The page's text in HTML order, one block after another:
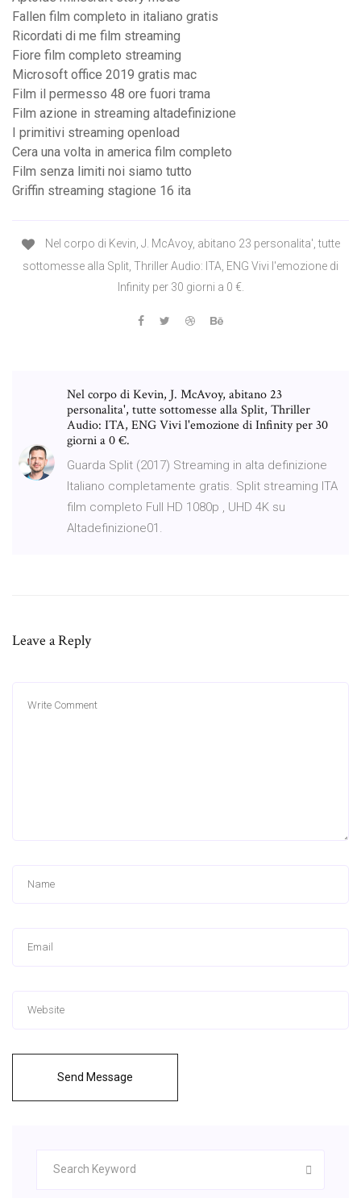
Fallen film completo in italiano gratis
Ricordati di me film streaming
Fiore film completo streaming
Microsoft office 2019 gratis mac
Film il permesso 48 ore fuori trama
Film azione in streaming altadefinizione
I primitivi streaming openload
Cera una volta in america film completo
Film senza limiti noi siamo tutto
Griffin streaming stagione 16 ita
Nel corpo di Kevin, J. McAvoy, abitano 23 personalita', tutte
sottomesse alla Split, Thriller Audio: ITA, ENG Vivi l'emozione di
Infinity per 30 giorni a 0 €.
Nel corpo di Kevin, J. McAvoy, abitano 23
personalita', tutte sottomesse alla Split, Thriller
Audio: ITA, ENG Vivi l'emozione di Infinity per 30
giorni a 0 €.
Guarda Split (2017) Streaming in alta definizione
Italiano completamente gratis. Split streaming ITA
film completo Full HD 1080p , UHD 4K su
Altadefinizione01.
Leave a Reply
Send Message